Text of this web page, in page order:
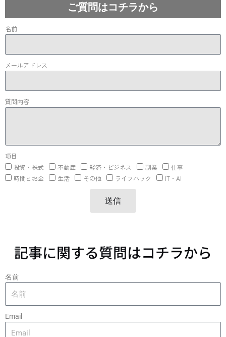
ご質問はコチラから
名前
メールアドレス
質問内容
項目
投資・株式
不動産 経済・ビジネス 副業
仕事
時間とお金
生活 その他 ライフハック IT・AI
送信
記事に関する質問はコチラから
名前
Email